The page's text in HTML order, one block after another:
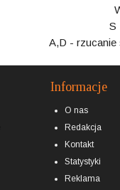
S
A,D - rzucanie
Informacje
O nas
Redakcja
Kontakt
Statystyki
Reklama